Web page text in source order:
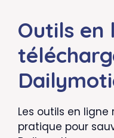
Outils en
Les outils en
pratique pour